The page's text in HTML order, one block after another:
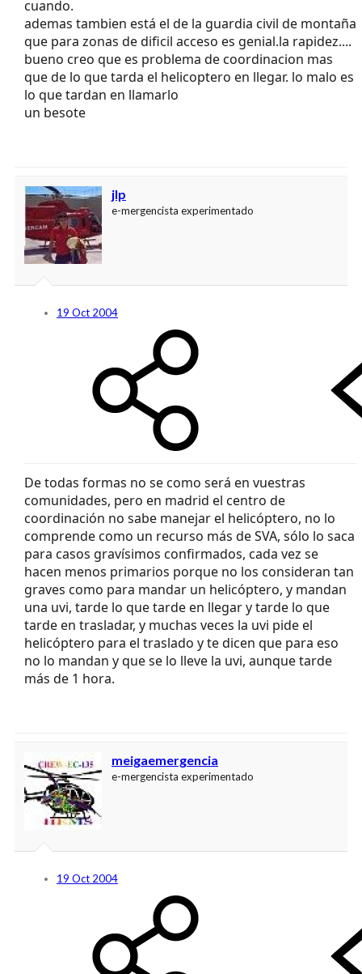
cuando.
ademas tambien está el de la guardia civil de montaña
que para zonas de dificil acceso es genial.la rapidez....
bueno creo que es problema de coordinacion mas
que de lo que tarda el helicoptero en llegar. lo malo es
lo que tardan en llamarlo
un besote
jlp
e-mergencista experimentado
19 Oct 2004
De todas formas no se como será en vuestras
comunidades, pero en madrid el centro de
coordinación no sabe manejar el helicóptero, no lo
comprende como un recurso más de SVA, sólo lo saca
para casos gravísimos confirmados, cada vez se
hacen menos primarios porque no los consideran tan
graves como para mandar un helicóptero, y mandan
una uvi, tarde lo que tarde en llegar y tarde lo que
tarde en trasladar, y muchas veces la uvi pide el
helicóptero para el traslado y te dicen que para eso
no lo mandan y que se lo lleve la uvi, aunque tarde
más de 1 hora.
meigaemergencia
e-mergencista experimentado
19 Oct 2004